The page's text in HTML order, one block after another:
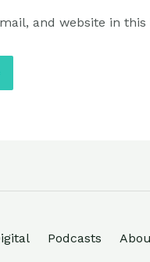
and website in
Podcasts